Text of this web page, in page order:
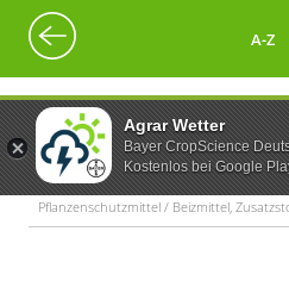
Agrar Wetter
Bayer CropScience
Kostenlos bei Google
A-Z
Pflanzenschutzmittel / Beizmittel,